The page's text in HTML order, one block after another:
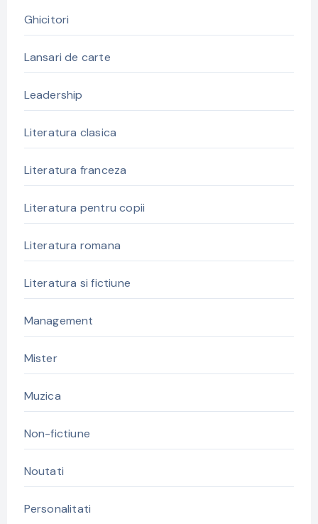
Ghicitori
Lansari de carte
Leadership
Literatura clasica
Literatura franceza
Literatura pentru copii
Literatura romana
Literatura si fictiune
Management
Mister
Muzica
Non-fictiune
Noutati
Personalitati